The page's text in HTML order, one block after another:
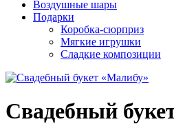
Воздушные шары
Подарки
Коробка-сюрприз
Мягкие игрушки
Сладкие композиции
Свадебный